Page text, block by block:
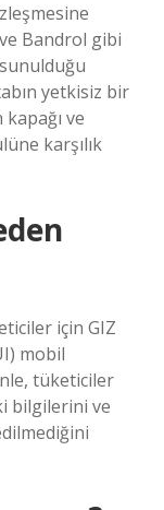
Bandrol gibi
yetkisiz bir
ve
karşılık
için GIZ
mobil
tüketiciler
bilgilerini ve